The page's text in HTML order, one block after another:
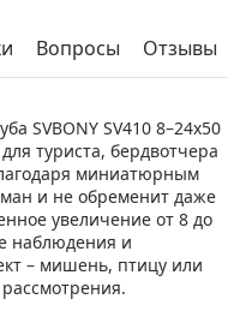
Вопросы Отзывы
SVBONY SV410 8–24x50
туриста, бердвотчера
миниатюрным
и не обременит даже
увеличение от 8 до
наблюдения и
– мишень, птицу или